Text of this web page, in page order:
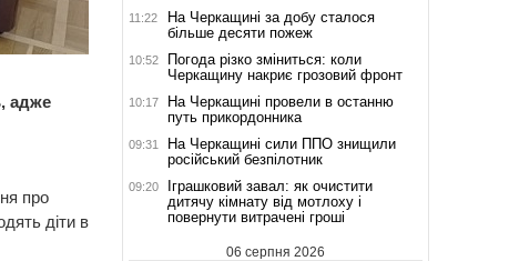
адже
про
діти в
11:22
На Черкащині за добу сталося
більше десяти пожеж
10:52
Погода різко зміниться: коли
Черкащину накриє грозовий фронт
10:17
На Черкащині провели в останню
путь прикордонника
09:31
На Черкащині сили ППО знищили
російський безпілотник
09:20
Іграшковий завал: як очистити
дитячу кімнату від мотлоху і
повернути витрачені гроші
06 серпня 2026